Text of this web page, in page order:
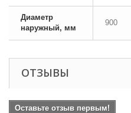
Диаметр
наружный, мм
900
ОТЗЫВЫ
Оставьте отзыв первым!